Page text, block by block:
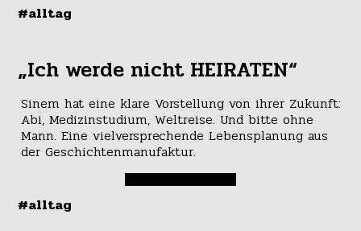
#alltag
„Ich werde nicht HEIRATEN“
Sinem hat eine klare Vorstellung von ihrer Zukunft:
Abi, Medizinstudium, Weltreise. Und bitte ohne
Mann. Eine vielversprechende Lebensplanung aus
der Geschichtenmanufaktur.
#alltag